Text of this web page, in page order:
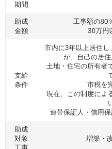
期間
助成
金額
工事額の80
30万円
支給
条件
市内に3年以上居住
が、自己の居
土地・住宅の所有者
市税を
現在、この制度によ
連帯保証人・信用
助成
対象
増築・